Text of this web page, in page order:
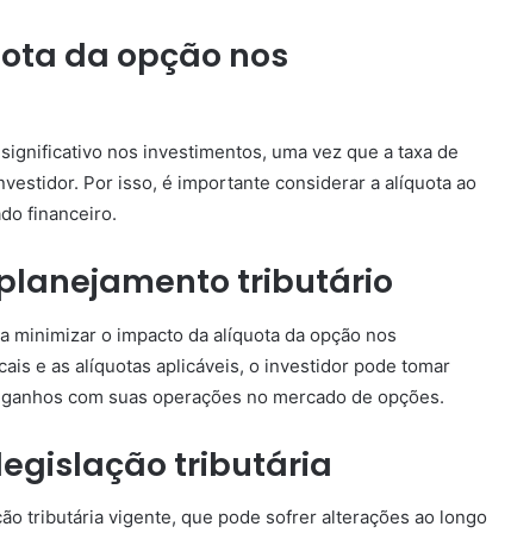
da opção nos
nos investimentos, uma vez que a taxa de
Por isso, é importante considerar a alíquota ao
financeiro.
tributário
minimizar o impacto da alíquota da opção nos
e as alíquotas aplicáveis, o investidor pode tomar
com suas operações no mercado de opções.
tributária
tributária vigente, que pode sofrer alterações ao longo